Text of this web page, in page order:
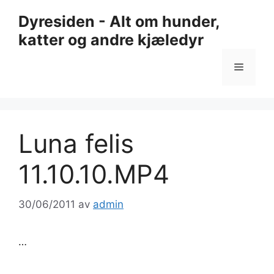
innhold
Dyresiden - Alt om hunder,
katter og andre kjæledyr
Meny
Luna felis
11.10.10.MP4
30/06/2011 av admin
…